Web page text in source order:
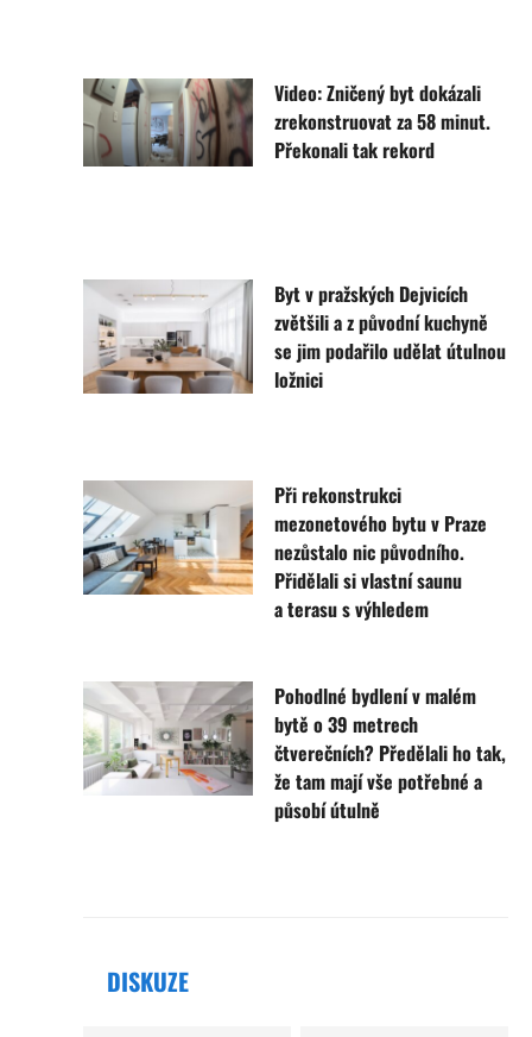
Video: Zničený byt dokázali
zrekonstruovat za 58 minut.
Překonali tak rekord
Byt v pražských Dejvicích
zvětšili a z původní kuchyně
se jim podařilo udělat útulnou
ložnici
Při rekonstrukci
mezonetového bytu v Praze
nezůstalo nic původního.
Přidělali si vlastní saunu
a terasu s výhledem
Pohodlné bydlení v malém
bytě o 39 metrech
čtverečních? Předělali ho tak,
že tam mají vše potřebné a
působí útulně
DISKUZE